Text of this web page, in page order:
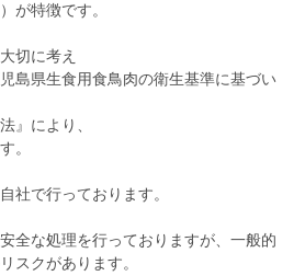
が特徴です。
切に考え
島県生食用食鳥肉の衛生基準に基づい
』により、
。
社で行っております。
全な処理を行っておりますが、一般的
スクがあります。